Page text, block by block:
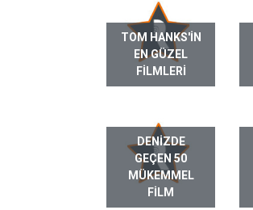
TOM HANKS'IN
EN GÜZEL
FILMLERI
DENIZDE
GEÇEN 50
MÜKEMMEL
FILM